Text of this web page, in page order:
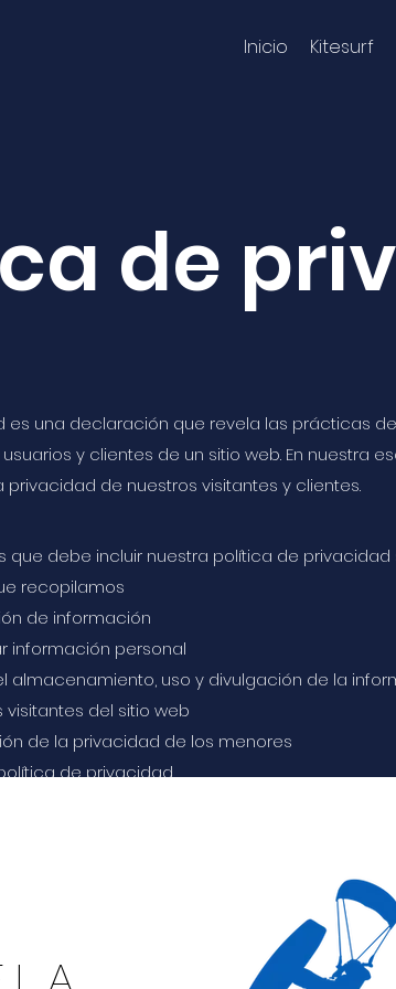
Inicio Kitesurf
de
es una declaración que revela las prácticas
y clientes de un sitio web. En nuestra
de nuestros visitantes y clientes.
que debe incluir nuestra política de privacidad
recopilamos
de información
información personal
almacenamiento, uso y divulgación de la
del sitio web
de la privacidad de los menores
de privacidad
sobre cómo elaborar una política de
en esta sección es de carácter